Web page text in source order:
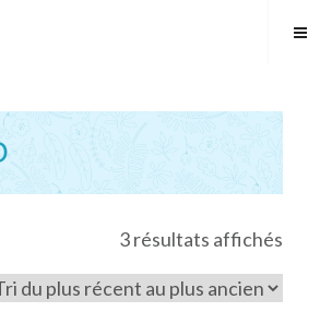
Square3 résultats affichés
plus